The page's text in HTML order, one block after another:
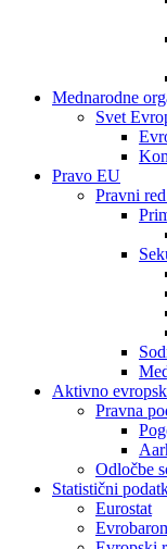
Mednarodne
Svet
Pravo EU
Pravni
Aktivno
Pravna
Odločbe
Statistični
Eurostat